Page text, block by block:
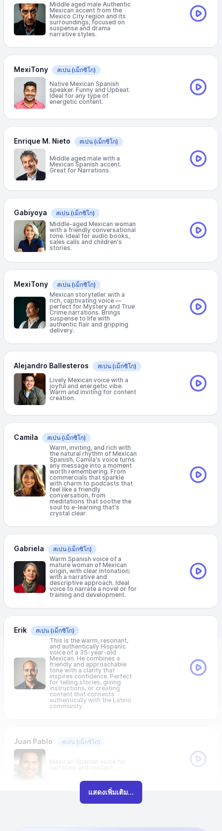
Middle aged male Authentic
Mexican accent from the
Mexico City region and its
surroundings, focused on
suspense and drama
narrative styles.
MexiTony สเปน (เม็กซิโก)
Native Mexican Spanish
speaker. Funny and Upbeat.
Ideal for any type of
energetic content.
Enrique M. Nieto สเปน (เม็กซิโก)
Middle aged male with a
Mexican Spanish accent.
Great for Narrations.
Gabiyoya สเปน (เม็กซิโก)
Middle-aged Mexican woman
with a friendly conversational
tone. Ideal for audio books,
sales calls and children's
stories.
MexiTony สเปน (เม็กซิโก)
Mexican storyteller with a
rich, captivating voice —
perfect for Mystery and True
Crime narrations. Brings
suspense to life with
authentic flair and gripping
delivery.
Alejandro Ballesteros สเปน (เม็กซิโก)
Lively Mexican voice with a
joyful and energetic vibe.
Warm and inviting for content
creation.
Camila สเปน (เม็กซิโก)
Warm, inviting, and rich with
the natural rhythm of Mexican
Spanish, Camila's voice turns
any message into a moment
worth remembering. From
commercials that sparkle
with charm to podcasts that
feel like a friendly
conversation, from
meditations that soothe the
soul to e-learning that's
crystal clear.
Gabriela สเปน (เม็กซิโก)
Warm Spanish voice of a
mature woman of Mexican
origin, with clear intonation;
with a narrative and
descriptive approach. Ideal
voice to narrate a novel or for
training and development.
Erik สเปน (เม็กซิโก)
This is the warm, resonant,
and authentically Hispanic
voice of a 35-year-old
Mexican. He combines a
friendly and approachable
tone with a clarity that
inspires confidence. Perfect
for telling stories, giving
instructions, or creating
content that connects
authentically with the Latino
community.
Juan Pablo สเปน (เม็กซิโก)
Mexican Spanish voice for
แสดงเพิ่มเติม...